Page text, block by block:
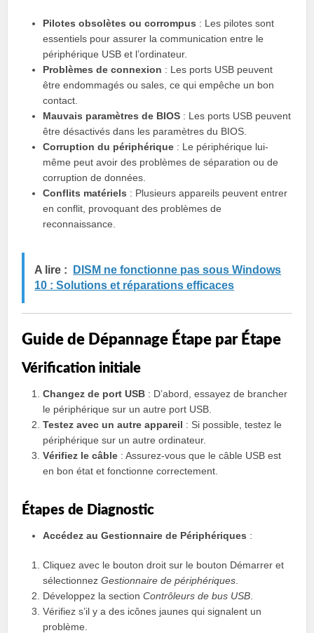
Pilotes obsolètes ou corrompus : Les pilotes sont
essentiels pour assurer la communication entre le
périphérique USB et l’ordinateur.
Problèmes de connexion : Les ports USB peuvent
être endommagés ou sales, ce qui empêche un bon
contact.
Mauvais paramètres de BIOS : Les ports USB peuvent
être désactivés dans les paramètres du BIOS.
Corruption du périphérique : Le périphérique lui-
même peut avoir des problèmes de séparation ou de
corruption de données.
Conflits matériels : Plusieurs appareils peuvent entrer
en conflit, provoquant des problèmes de
reconnaissance.
A lire :
DISM ne fonctionne pas sous Windows
10 : Solutions et réparations efficaces
Guide de Dépannage Étape par Étape
Vérification initiale
Changez de port USB : D’abord, essayez de brancher
le périphérique sur un autre port USB.
Testez avec un autre appareil : Si possible, testez le
périphérique sur un autre ordinateur.
Vérifiez le câble : Assurez-vous que le câble USB est
en bon état et fonctionne correctement.
Étapes de Diagnostic
Accédez au Gestionnaire de Périphériques :
Cliquez avec le bouton droit sur le bouton Démarrer et
sélectionnezGestionnaire de périphériques
Développez la sectionContrôleurs de bus USB
Vérifiez s’il y a des icônes jaunes qui signalent un
problème.